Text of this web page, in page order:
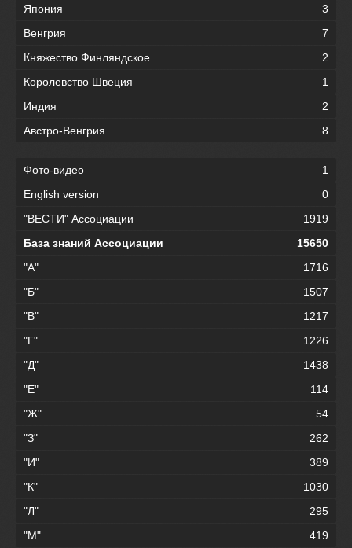
Япония
3
Венгрия
7
Княжество Финляндское
2
Королевство Швеция
1
Индия
2
Австро-Венгрия
8
Фото-видео
1
English version
0
"ВЕСТИ" Ассоциации
1919
База знаний Ассоциации
15650
"А"
1716
"Б"
1507
"В"
1217
"Г"
1226
"Д"
1438
"Е"
114
"Ж"
54
"З"
262
"И"
389
"К"
1030
"Л"
295
"М"
419